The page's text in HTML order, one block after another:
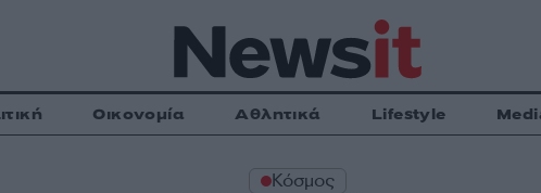
Οικονομία Αθλητικά Lifestyle
Κόσμος